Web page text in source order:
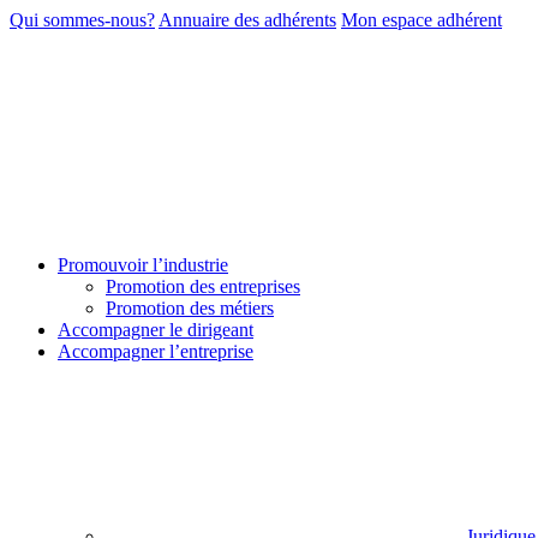
Qui sommes-nous? Annuaire des adhérents Mon espace adhérent
Promouvoir l’industrie
Promotion des entreprises
Promotion des métiers
Accompagner le dirigeant
Accompagner l’entreprise